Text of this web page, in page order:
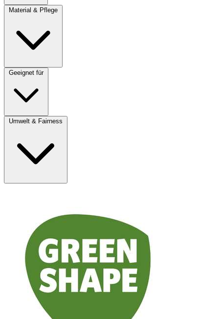
Material & Pflege
Geeignet für
Umwelt & Fairness